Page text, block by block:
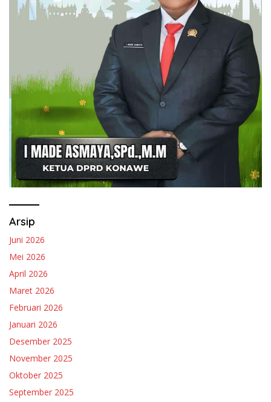
Arsip
Juni 2026
Mei 2026
April 2026
Maret 2026
Februari 2026
Januari 2026
Desember 2025
November 2025
Oktober 2025
September 2025